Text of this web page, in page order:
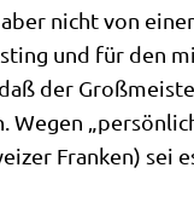
nicht von
und für den
der
Wegen
Fran­ken) sei